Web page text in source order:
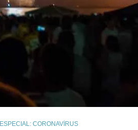
ESPECIAL: CORONAVÍRUS